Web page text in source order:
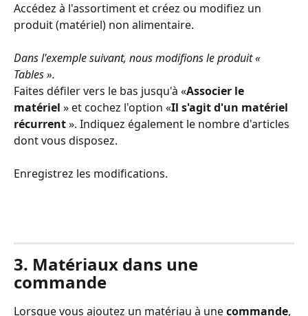
Accédez à l'assortiment et créez ou modifiez un
produit (matériel) non alimentaire.
Dans l'exemple suivant, nous modifions le produit «
Tables ».
Faites défiler vers le bas jusqu'à «Associer le
matériel » et cochez l'option «Il s'agit d'un matériel
récurrent ». Indiquez également le nombre d'articles
dont vous disposez.
Enregistrez les modifications.
3. Matériaux dans une
commande
Lorsque vous ajoutez un matériau à une commande,